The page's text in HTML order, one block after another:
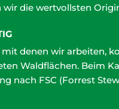
wir die wertvollsten
mit denen wir arbeiten,
Waldflächen. Beim
nach FSC (Forrest